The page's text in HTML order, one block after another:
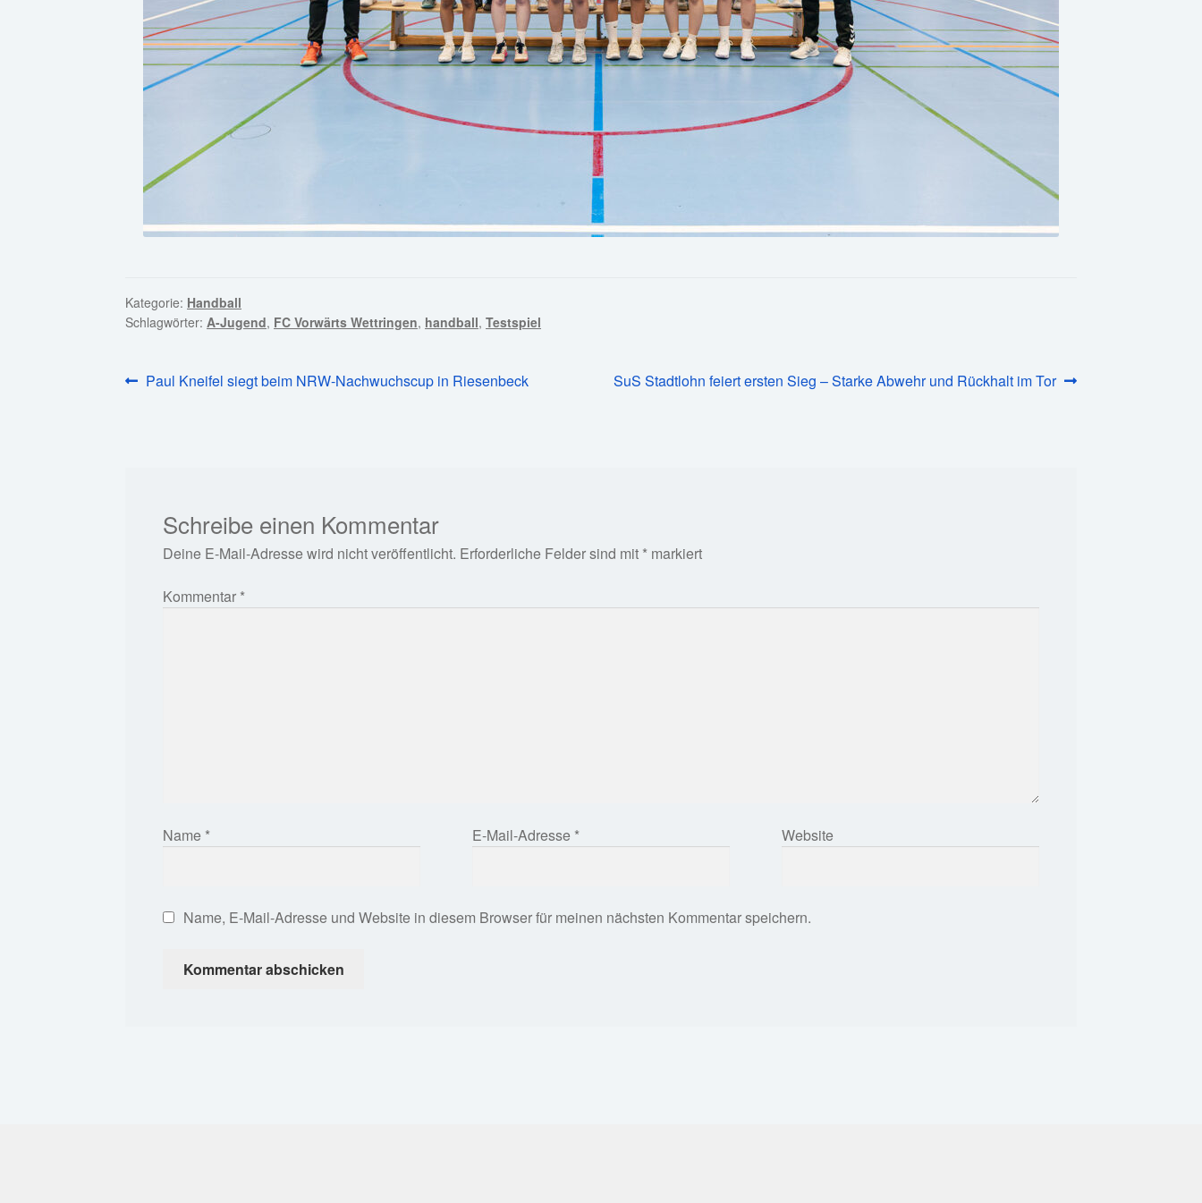
Kategorie: Handball
Schlagwörter:A-Jugend, FC Vorwärts Wettringen, handball,Testspiel
Beitragsnavigation
Vorheriger
Paul Kneifel siegt beim NRW-Nachwuchscup in Riesenbeck
Nächster
SuS Stadtlohn feiert ersten Sieg – Starke Abwehr und Rückhalt im Tor
Schreibe einen Kommentar
Deine E-Mail-Adresse wird nicht veröffentlicht. Erforderliche Felder sind mit *markiert
Kommentar *
Name * E-Mail-Adresse * Website
Name, E-Mail-Adresse und Website in diesem Browser für meinen nächsten Kommentar speichern.